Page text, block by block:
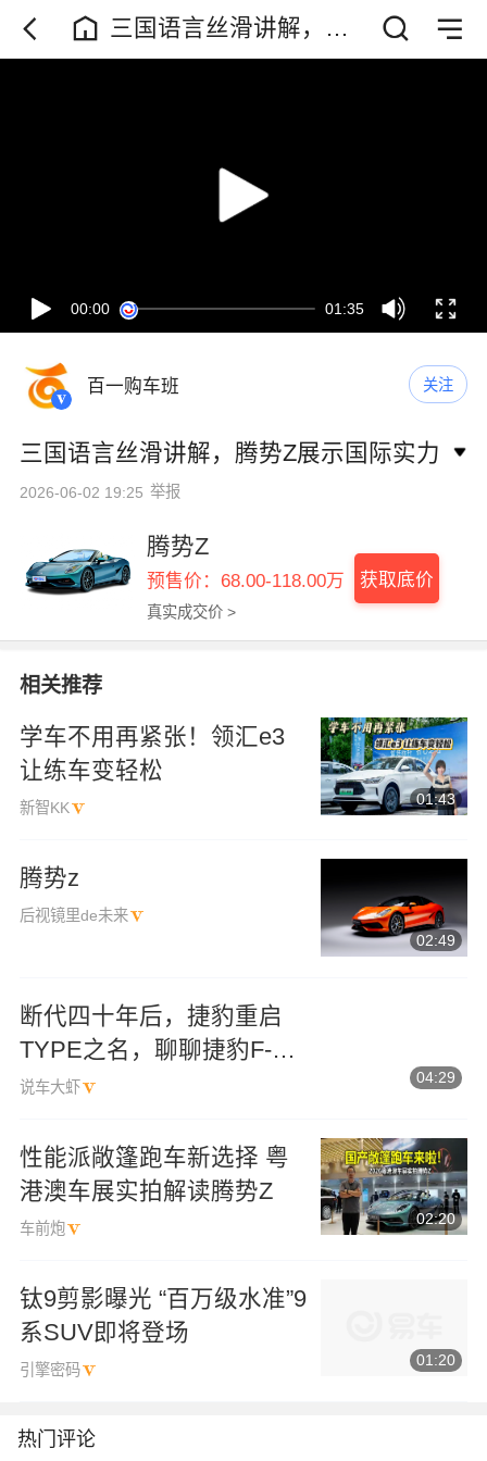
三国语言丝滑讲解，腾
势Z展示国际实力
00:00 01:35
百一购车班 关注
三国语言丝滑讲解，腾势Z展示国际实力
2026-06-02 19:25 举报
腾势Z
预售价：68.00-118.00万
真实成交价 >
获取底价
相关推荐
学车不用再紧张！领汇e3
让练车变轻松
新智KK
01:43
腾势z
后视镜里de未来
02:49
断代四十年后，捷豹重启
TYPE之名，聊聊捷豹F-
Type
说车大虾
04:29
性能派敞篷跑车新选择 粤
港澳车展实拍解读腾势Z
车前炮
02:20
钛9剪影曝光 “百万级水准”9
系SUV即将登场
引擎密码
01:20
热门评论